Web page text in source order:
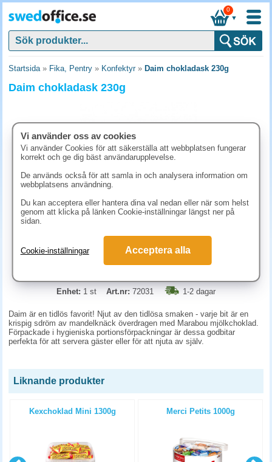
▼
0
Startsida» Fika, Pentry » Konfektyr» Daim chokladask 230g
Daim chokladask 230g
62.50 kr
KÖP
Enhet: 1 st Art.nr: 72031 1-2 dagar
Daim är en tidlös favorit! Njut av den tidlösa smaken - varje bit är en
krispig sdröm av mandelknäck överdragen med Marabou mjölkchoklad.
Förpackade i hygieniska portionsförpackningar är dessa godbitar
perfekta för att servera gäster eller för att njuta av själv.
Liknande produkter
Kexchoklad Mini 1300g Merci Petits 1000g
Vi använder oss av cookies
Vi använder Cookies för att säkerställa att webbplatsen fungerar
korrekt och ge dig bäst användarupplevelse.
De används också för att samla in och analysera information om
webbplatsens användning.
Du kan acceptera eller hantera dina val nedan eller när som helst
genom att klicka på länken Cookie-inställningar längst ner på
sidan.
Cookie-inställningar Acceptera alla